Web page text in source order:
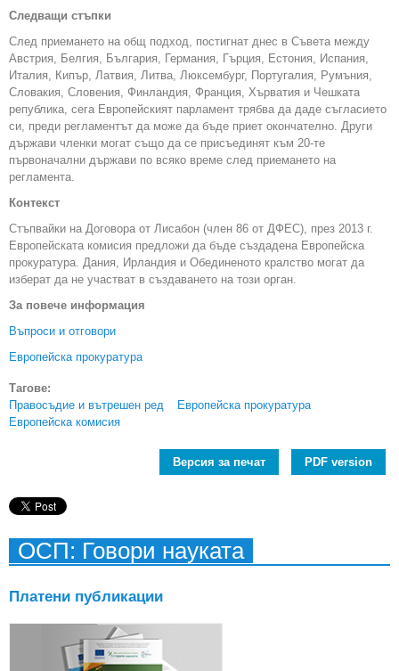
Следващи стъпки
След приемането на общ подход, постигнат днес в Съвета между
Австрия, Белгия, България, Германия, Гърция, Естония, Испания,
Италия, Кипър, Латвия, Литва, Люксембург, Португалия, Румъния,
Словакия, Словения, Финландия, Франция, Хърватия и Чешката
република, сега Европейският парламент трябва да даде съгласието
си, преди регламентът да може да бъде приет окончателно. Други
държави членки могат също да се присъединят към 20-те
първоначални държави по всяко време след приемането на
регламента.
Контекст
Стъпвайки на Договора от Лисабон (член 86 от ДФЕС), през 2013 г.
Европейската комисия предложи да бъде създадена Европейска
прокуратура. Дания, Ирландия и Обединеното кралство могат да
изберат да не участват в създаването на този орган.
За повече информация
Въпроси и отговори
Европейска прокуратура
Тагове:
Правосъдие и вътрешен ред
Европейска прокуратура
Европейска комисия
Версия за печат PDF version
ОСП: Говори науката
Платени публикации